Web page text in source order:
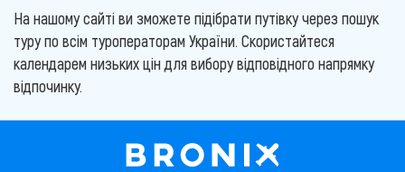
На нашому сайті ви зможете підібрати путівку через пошук
туру по всім туроператорам України. Скористайтеся
календарем низьких цін для вибору відповідного напрямку
відпочинку.